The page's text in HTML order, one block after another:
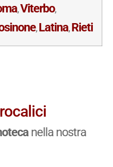
,Viterbo,
,Latina,Rieti
nella nostra